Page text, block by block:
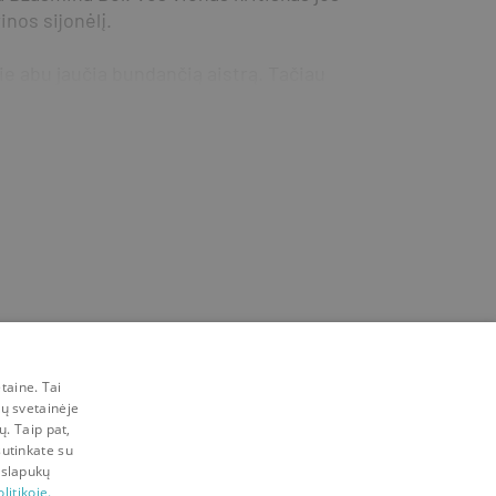
sijonėlį.
Tai
svetainėje
Taip pat,
su